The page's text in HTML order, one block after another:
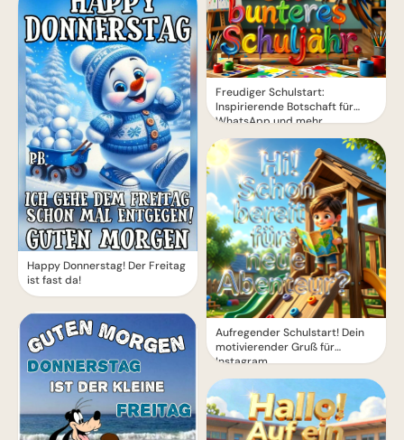
Happy Donnerstag! Der Freitag
ist fast da!
Freudiger Schulstart:
Inspirierende Botschaft für
WhatsApp und mehr
Aufregender Schulstart! Dein
motivierender Gruß für
Instagram